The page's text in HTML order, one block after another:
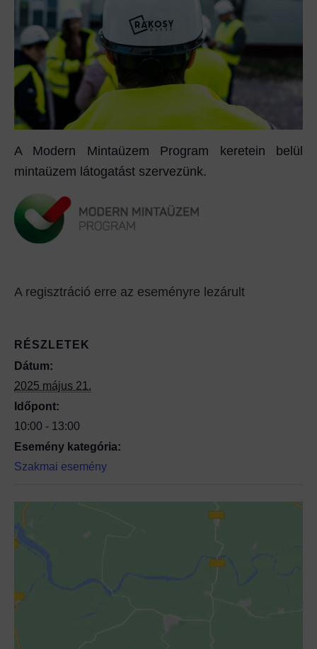
A Modern Mintaüzem Program keretein belül
mintaüzem látogatást szervezünk.
A regisztráció erre az eseményre lezárult
RÉSZLETEK
Dátum:
2025 május 21.
Időpont:
10:00 - 13:00
Esemény kategória:
Szakmai esemény